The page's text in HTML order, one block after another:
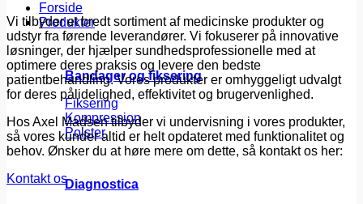
Forside
Produkter
Bandager og fiksering
Fiksering
Kompression
Polster
Diagnostica
Vi tilbyder et bredt sortiment af medicinske produkter og
udstyr fra førende leverandører. Vi fokuserer på innovative
løsninger, der hjælper sundhedsprofessionelle med at
optimere deres praksis og levere den bedste
patientbehandling. Vores produkter er omhyggeligt udvalgt
for deres pålidelighed, effektivitet og brugervenlighed.
Hos Axel Madsen tilbyder vi undervisning i vores produkter,
så vores kunder altid er helt opdateret med funktionalitet og
behov. Ønsker du at høre mere om dette, så kontakt os her:
Kontakt os